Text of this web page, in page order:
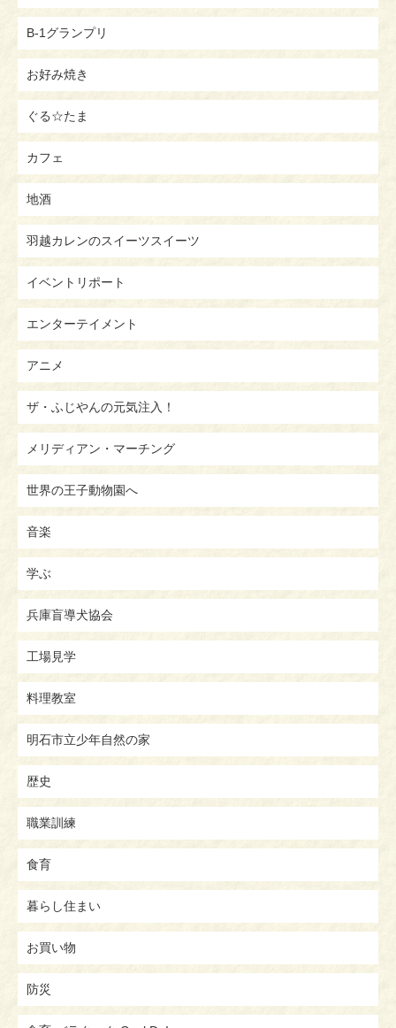
B-1グランプリ
お好み焼き
ぐる☆たま
カフェ
地酒
羽越カレンのスイーツスイーツ
イベントリポート
エンターテイメント
アニメ
ザ・ふじやんの元気注入！
メリディアン・マーチング
世界の王子動物園へ
音楽
学ぶ
兵庫盲導犬協会
工場見学
料理教室
明石市立少年自然の家
歴史
職業訓練
食育
暮らし住まい
お買い物
防災